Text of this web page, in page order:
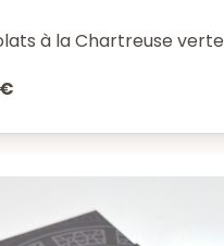
à la Chartreuse verte